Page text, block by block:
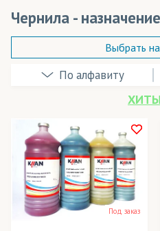
Чернила -
Баннеры
Декорации
Детская одежда
Майки
Выбрать
В наличии
Да
Весь товар
Под заказ